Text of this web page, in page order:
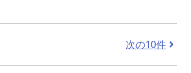
次の10件